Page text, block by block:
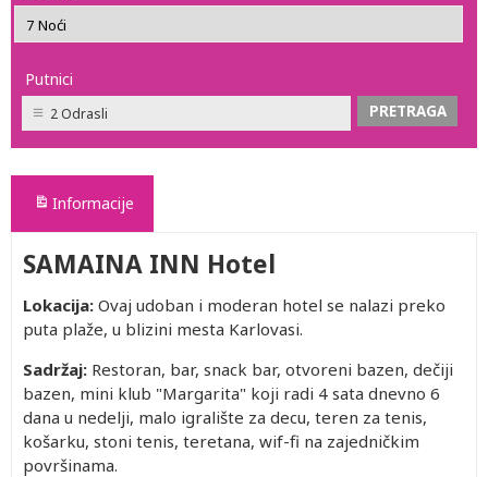
Putnici
2 Odrasli
Informacije
SAMAINA INN Hotel
Lokacija: Ovaj udoban i moderan hotel se nalazi preko
puta plaže, u blizini mesta Karlovasi.
Sadržaj: Restoran, bar, snack bar, otvoreni bazen, dečiji
bazen, mini klub "Margarita" koji radi 4 sata dnevno 6
dana u nedelji, malo igralište za decu, teren za tenis,
košarku, stoni tenis, teretana, wif-fi na zajedničkim
površinama.